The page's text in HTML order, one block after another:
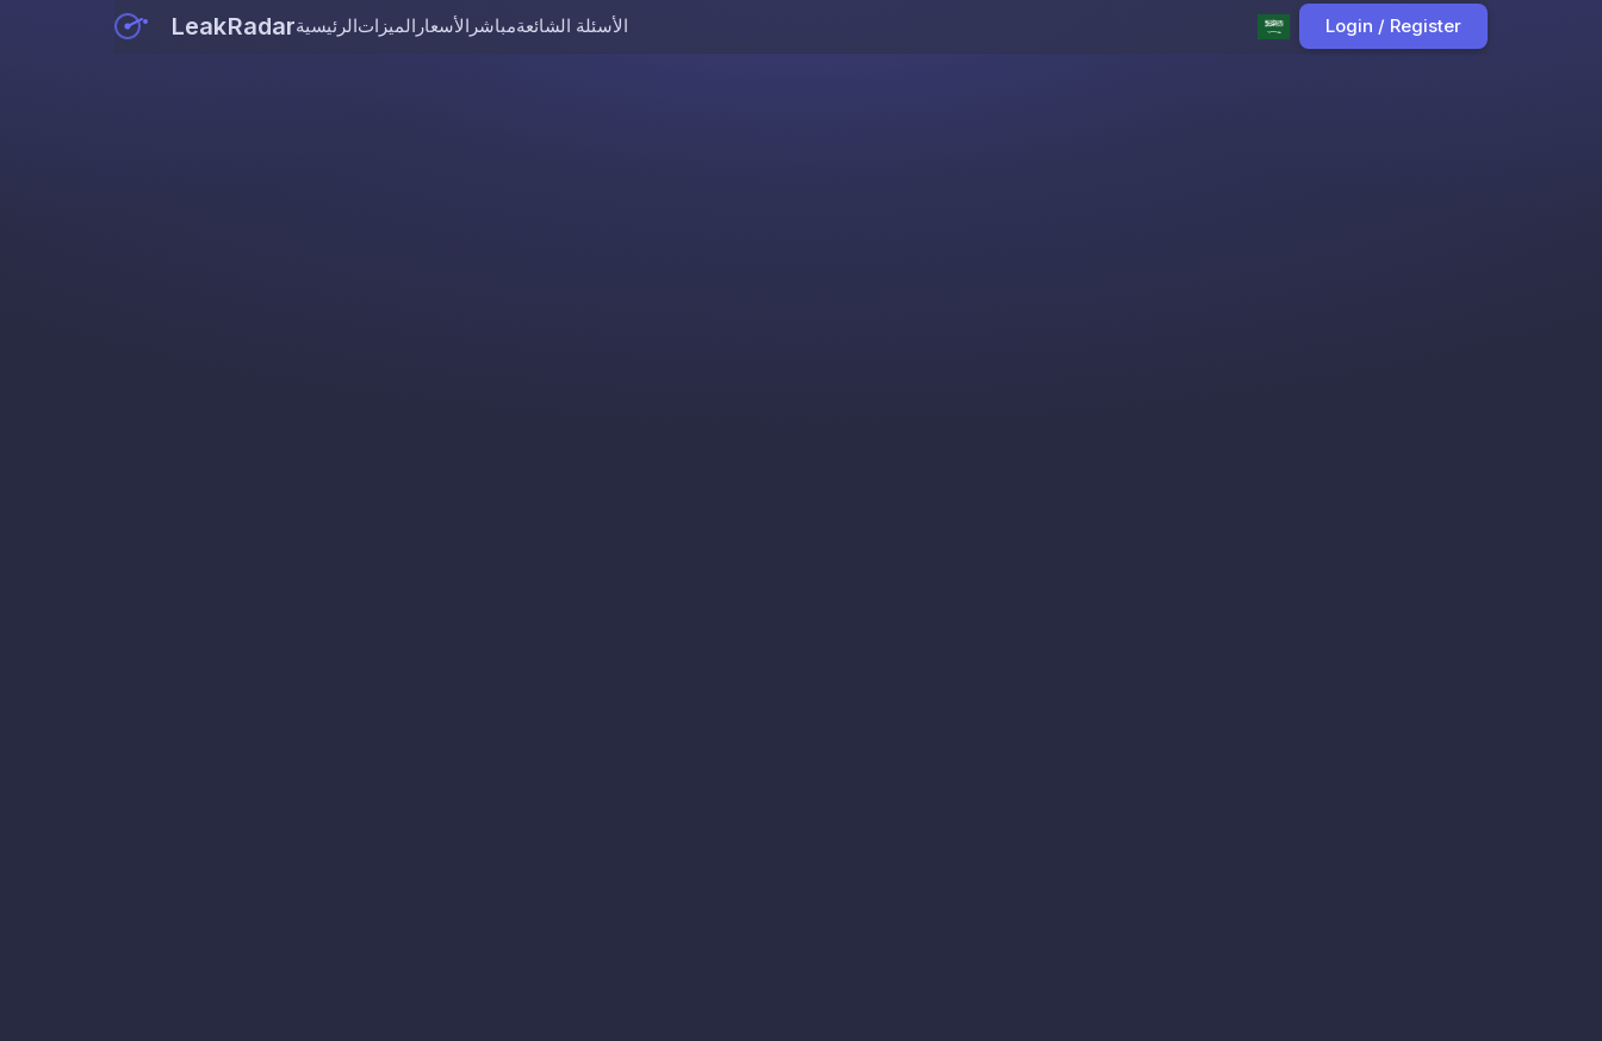
LeakRadarالرئيسيةالميزات الأسعار مباشرالأسئلة الشائعة Login / Register